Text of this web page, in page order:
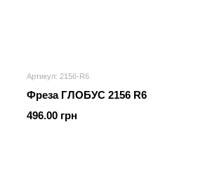
Артикул: 2156-R6
Фреза ГЛОБУС 2156 R6
496.00 грн